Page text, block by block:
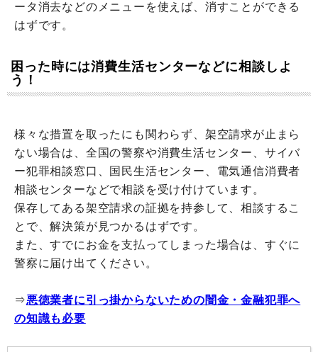
ータ消去などのメニューを使えば、消すことができる
はずです。
困った時には消費生活センターなどに相談しよ
う！
様々な措置を取ったにも関わらず、架空請求が止まら
ない場合は、全国の警察や消費生活センター、サイバ
ー犯罪相談窓口、国民生活センター、電気通信消費者
相談センターなどで相談を受け付けています。
保存してある架空請求の証拠を持参して、相談するこ
とで、解決策が見つかるはずです。
また、すでにお金を支払ってしまった場合は、すぐに
警察に届け出てください。
⇒悪徳業者に引っ掛からないための闇金・金融犯罪へ
の知識も必要